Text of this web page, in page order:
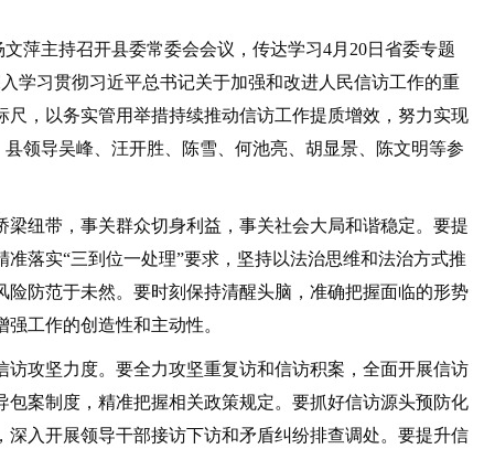
主持召开县委常委会会议，传达学习4月20日省委专题
学习贯彻习近平总书记关于加强和改进人民信访工作的重
，以务实管用举措持续推动信访工作提质增效，努力实现
领导吴峰、汪开胜、陈雪、何池亮、胡显景、陈文明等参
纽带，事关群众切身利益，事关社会大局和谐稳定。要提
落实“三到位一处理”要求，坚持以法治思维和法治方式推
防范于未然。要时刻保持清醒头脑，准确把握面临的形势
工作的创造性和主动性。
攻坚力度。要全力攻坚重复访和信访积案，全面开展信访
案制度，精准把握相关政策规定。要抓好信访源头预防化
入开展领导干部接访下访和矛盾纠纷排查调处。要提升信